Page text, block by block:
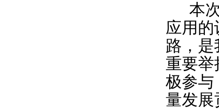
本
应用
路，
重要举
极参与
量发展